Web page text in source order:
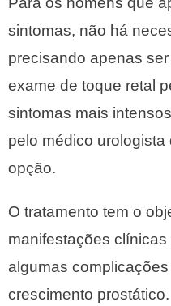
sintomas, não há
precisando apenas
exame de toque retal
sintomas mais
pelo médico
opção.
O tratamento tem o
manifestações
algumas
crescimento